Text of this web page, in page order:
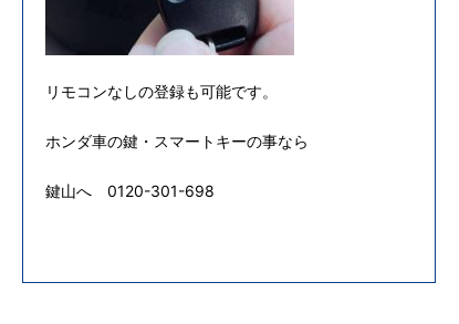
リモコンなしの登録も可能です。
ホンダ車の鍵・スマートキーの事なら
鍵山へ 0120-301-698